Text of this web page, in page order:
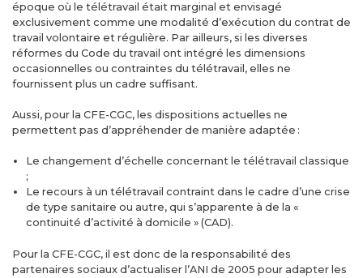
époque où le télétravail était marginal et envisagé
exclusivement comme une modalité d’exécution du contrat de
travail volontaire et régulière. Par ailleurs, si les diverses
réformes du Code du travail ont intégré les dimensions
occasionnelles ou contraintes du télétravail, elles ne
fournissent plus un cadre suffisant.
Aussi, pour la CFE-CGC, les dispositions actuelles ne
permettent pas d’appréhender de manière adaptée :
Le changement d’échelle concernant le télétravail classique
;
Le recours à un télétravail contraint dans le cadre d’une crise
de type sanitaire ou autre, qui s’apparente à de la «
continuité d’activité à domicile » (CAD).
Pour la CFE-CGC, il est donc de la responsabilité des
partenaires sociaux d’actualiser l’ANI de 2005 pour adapter les